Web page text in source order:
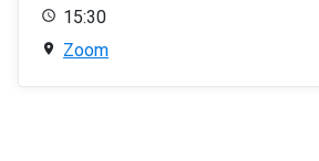
15:30
Zoom